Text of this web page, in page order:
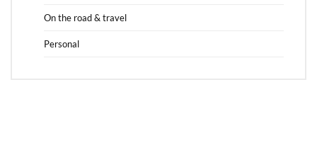
On the road & travel
Personal